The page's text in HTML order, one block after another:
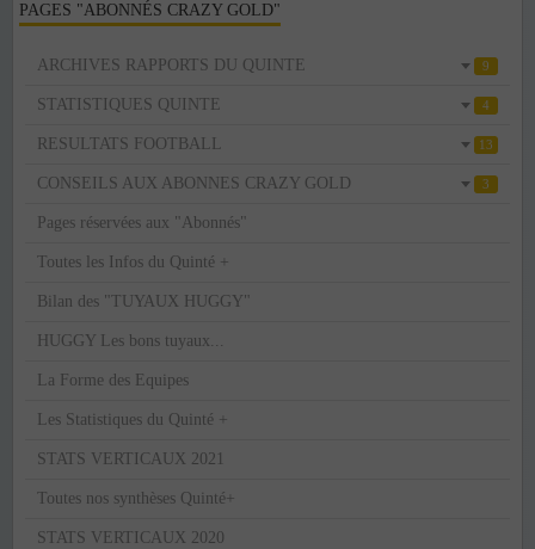
PAGES "ABONNÉS CRAZY GOLD"
ARCHIVES RAPPORTS DU QUINTE 9
STATISTIQUES QUINTE 4
RESULTATS FOOTBALL 13
CONSEILS AUX ABONNES CRAZY GOLD 3
Pages réservées aux "Abonnés"
Toutes les Infos du Quinté +
Bilan des "TUYAUX HUGGY"
HUGGY Les bons tuyaux...
La Forme des Equipes
Les Statistiques du Quinté +
STATS VERTICAUX 2021
Toutes nos synthèses Quinté+
STATS VERTICAUX 2020